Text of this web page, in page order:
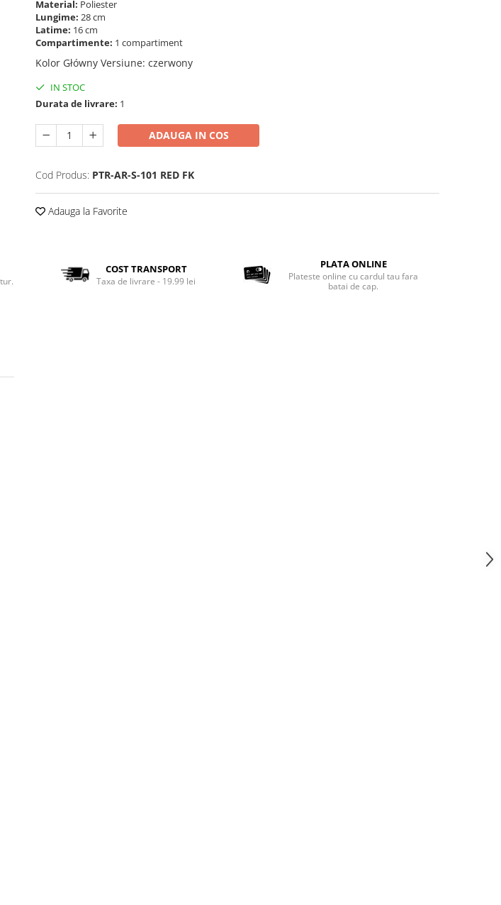
Material: Poliester
Lungime: 28 cm
Latime: 16 cm
Compartimente: 1 compartiment
Kolor Główny Versiune: czerwony
IN STOC
Durata de livrare: 1
ADAUGA IN COS
Cod Produs: PTR-AR-S-101 RED FK
Adauga la Favorite
COST TRANSPORT
Taxa de livrare - 19.99 lei
PLATA ONLINE
Plateste online cu cardul tau fara
batai de cap.